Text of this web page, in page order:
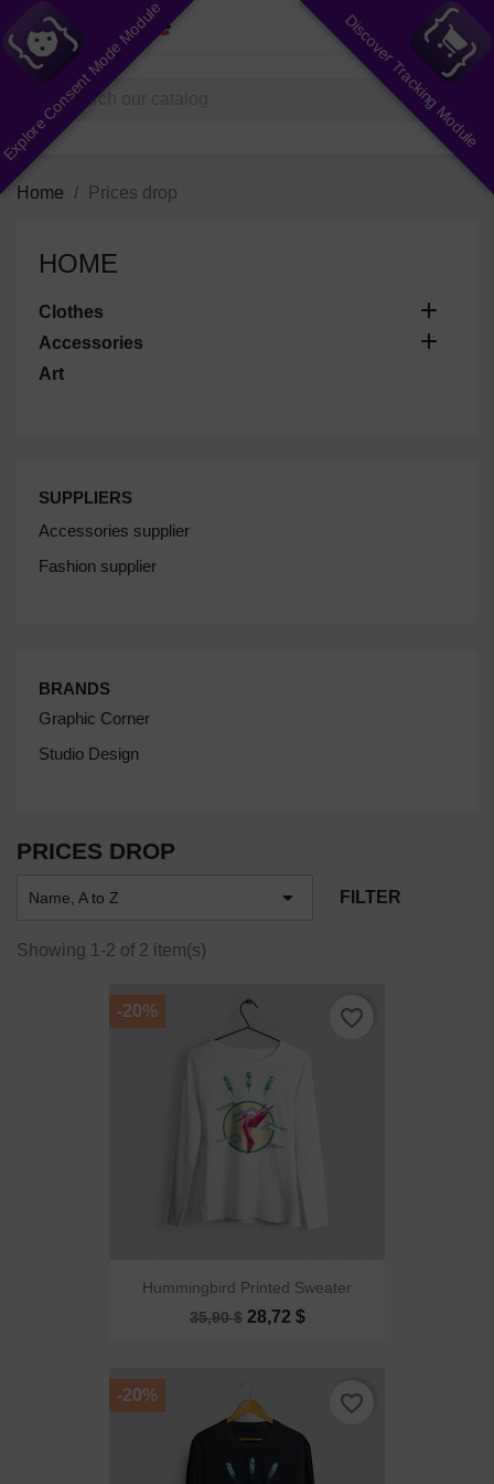
Explore Consent Mode Module Discover Tracking Module
 shopping_cart
Home Prices drop
HOME
Clothes 
Accessories 
Art
SUPPLIERS
Accessories supplier
Fashion supplier
BRANDS
Graphic Corner
Studio Design
PRICES DROP
Name, A to Z  FILTER
Showing 1-2 of 2 item(s)
Hummingbird Printed Sweater
35,90 $ 28,72 $
-20% favorite_border
-20% favorite_border